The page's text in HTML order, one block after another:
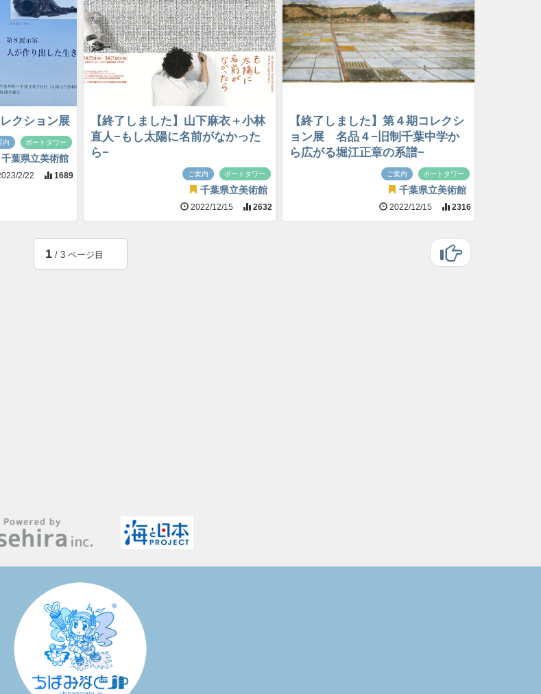
クション展
内 ポートタワー
千葉県立美術館
2/22 1689
【終了しました】山下麻衣＋小林
直人−もし太陽に名前がなかった
ら−
ご案内 ポートタワー
千葉県立美術館
2022/12/15 2632
【終了しました】第４期コレクシ
ョン展 名品４−旧制千葉中学か
ら広がる堀江正章の系譜−
ご案内 ポートタワー
千葉県立美術館
2022/12/15 2316
1/ 3 ページ目